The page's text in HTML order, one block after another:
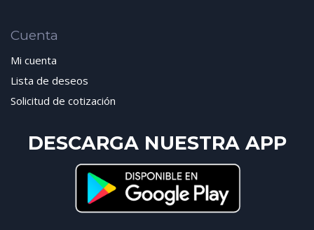
Cuenta
Mi cuenta
Lista de deseos
Solicitud de cotización
DESCARGA NUESTRA APP